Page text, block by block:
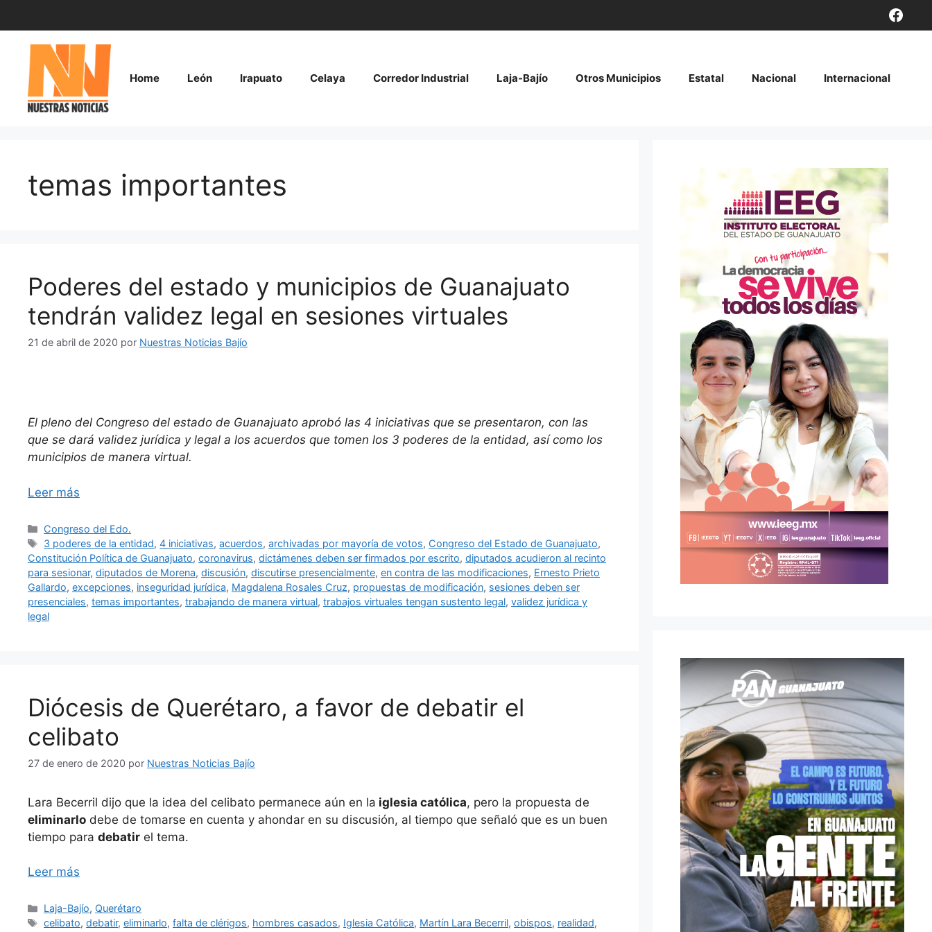
contenido
Home León Irapuato Celaya Corredor Industrial Laja-Bajío Otros Municipios Estatal Nacional Internacional
temas importantes
Poderes del estado y municipios de Guanajuato
tendrán validez legal en sesiones virtuales
21 de abril de 2020 por Nuestras Noticias Bajío
El pleno del Congreso del estado de Guanajuato aprobó las 4 iniciativas que se presentaron, con las
que se dará validez jurídica y legal a los acuerdos que tomen los 3 poderes de la entidad, así como los
municipios de manera virtual.
Leer más
Categorías
Congreso del Edo.
Etiquetas
3 poderes de la entidad,4 iniciativas,acuerdos,archivadas por mayoría de votos, Congreso del Estado de Guanajuato,
Constitución Política de Guanajuato, coronavirus, dictámenes deben ser firmados por escrito, diputados acudieron al recinto
para sesionar, diputados de Morena, discusión, discutirse presencialmente, en contra de las modificaciones, Ernesto Prieto
Gallardo, excepciones, inseguridad jurídica, Magdalena Rosales Cruz, propuestas de modificación, sesiones deben ser
presenciales, temas importantes, trabajando de manera virtual, trabajos virtuales tengan sustento legal, validez jurídica y
legal
Diócesis de Querétaro, a favor de debatir el
celibato
27 de enero de 2020 por Nuestras Noticias Bajío
Lara Becerril dijo que la idea del celibato permanece aún en la iglesia católica, pero la propuesta de
eliminarlo debe de tomarse en cuenta y ahondar en su discusión, al tiempo que señaló que es un buen
tiempo para debatir el tema.
Leer más
Categorías
Laja-Bajío, Querétaro
Etiquetas
celibato,debatir,eliminarlo,falta de clérigos, hombres casados, Iglesia Católica, Martín Lara Becerril,obispos, realidad,